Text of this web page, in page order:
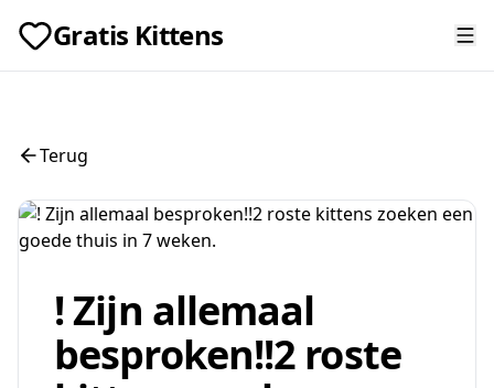
Gratis Kittens
Terug
! Zijn allemaal
besproken!!2 roste